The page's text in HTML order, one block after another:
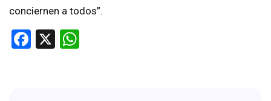
conciernen a todos”.
Facebook
X